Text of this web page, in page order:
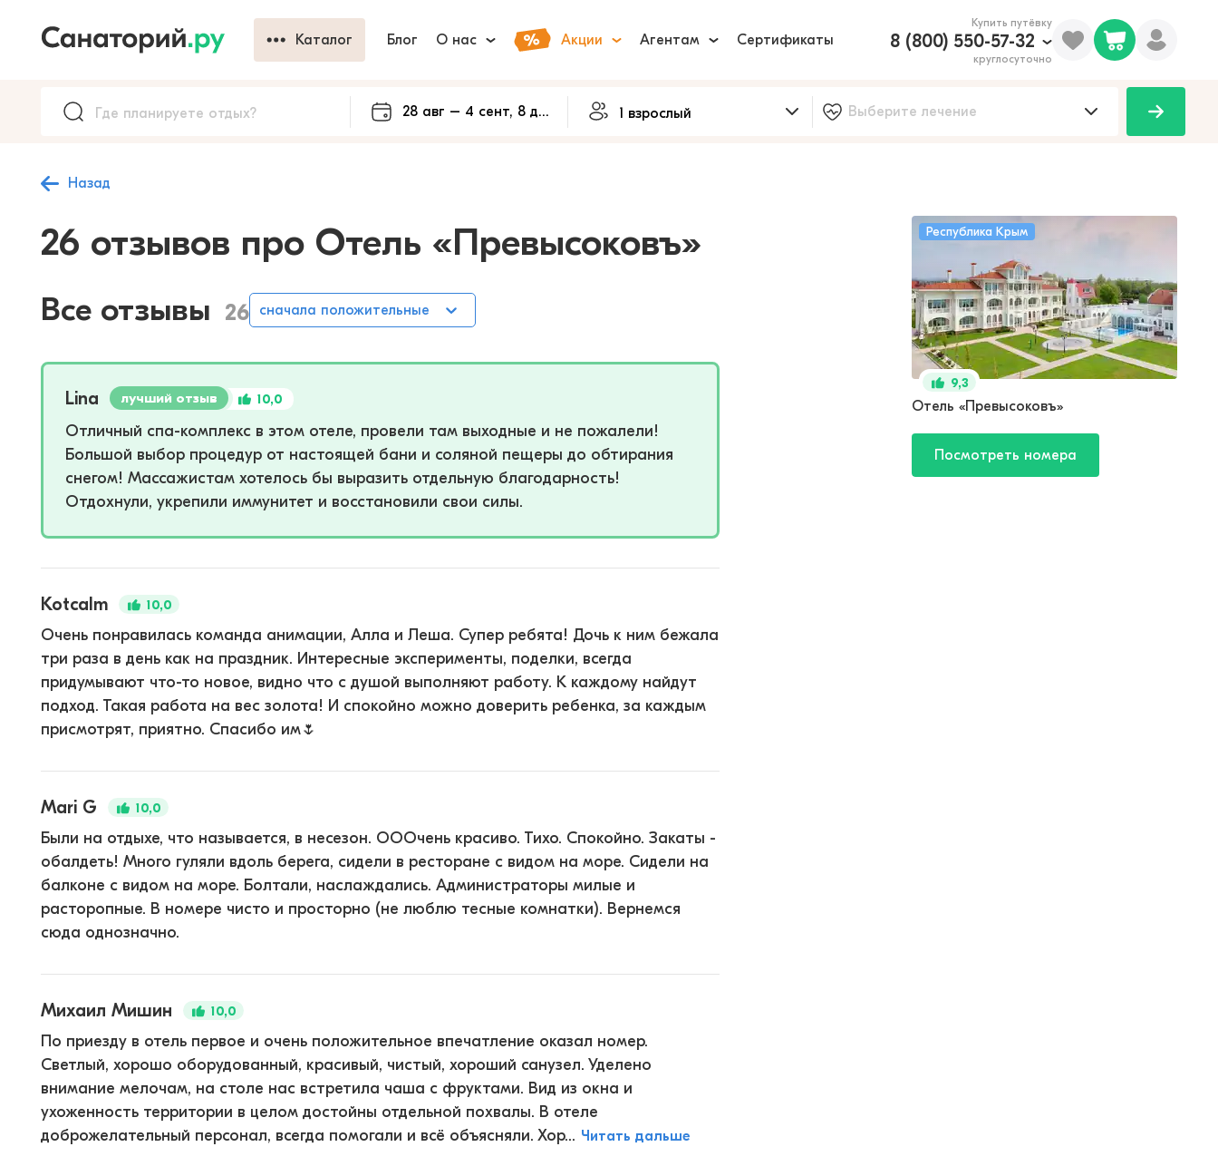
Каталог Блог О нас Акции Агентам Сертификаты
Купить путёвку
8 (800) 550-57-32
круглосуточно
Назад
26 отзывов про Отель «Превысоковъ»
Все отзывы 26 сначала положительные
Lina лучший отзыв 10,0
Отличный спа-комплекс в этом отеле, провели там выходные и не пожалели!
Большой выбор процедур от настоящей бани и соляной пещеры до обтирания
снегом! Массажистам хотелось бы выразить отдельную благодарность!
Отдохнули, укрепили иммунитет и восстановили свои силы.
Kotcalm 10,0
Очень понравилась команда анимации, Алла и Леша. Супер ребята! Дочь к ним бежала
три раза в день как на праздник. Интересные эксперименты, поделки, всегда
придумывают что-то новое, видно что с душой выполняют работу. К каждому найдут
подход. Такая работа на вес золота! И спокойно можно доверить ребенка, за каждым
присмотрят, приятно. Спасибо им🌷
Mari G 10,0
Были на отдыхе, что называется, в несезон. ОООчень красиво. Тихо. Спокойно. Закаты -
обалдеть! Много гуляли вдоль берега, сидели в ресторане с видом на море. Сидели на
балконе с видом на море. Болтали, наслаждались. Администраторы милые и
расторопные. В номере чисто и просторно (не люблю тесные комнатки). Вернемся
сюда однозначно.
Михаил Мишин 10,0
По приезду в отель первое и очень положительное впечатление оказал номер.
Светлый, хорошо оборудованный, красивый, чистый, хороший санузел. Уделено
внимание мелочам, на столе нас встретила чаша с фруктами. Вид из окна и
ухоженность территории в целом достойны отдельной похвалы. В отеле
доброжелательный персонал, всегда помогали и всё объясняли. Хор... Читать дальше
Республика Крым
9,3
Отель «Превысоковъ»
Посмотреть номера